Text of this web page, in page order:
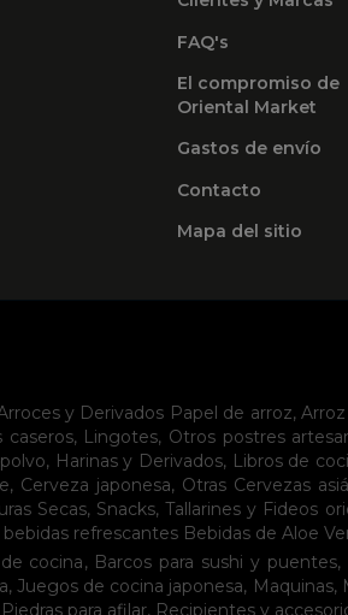
FAQ's
El compromiso de
Oriental Market
Gastos de envío
Contacto
Mapa del sitio
y Derivados Papel de arroz,
caseros, Lingotes, Otros postres
, Harinas y Derivados, Libros de
, Cerveza japonesa, Otras Cervezas
Secas, Snacks,Tallarines y Fideos
refrescantes Bebidas de Aloe
cocina, Barcos para sushi y puentes,
, Juegos de cocina japonesa, Maquinas,
Piedras para afilar, Recipientes y